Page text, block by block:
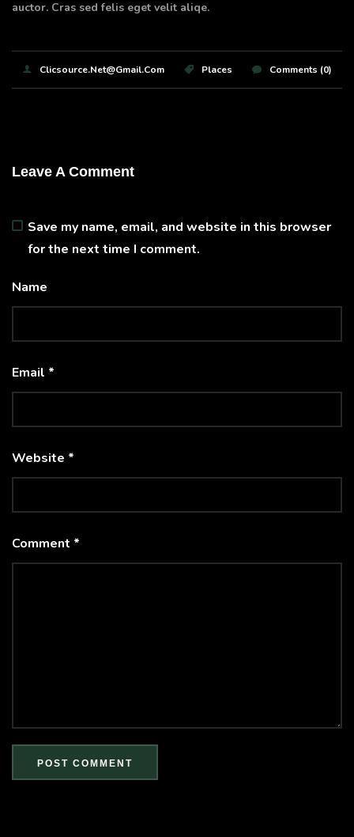
auctor. Cras sed felis eget velit aliqe.
Clicsource.net@gmail.com Places Comments (0)
Leave A Comment
Comment *
Name
Email *
Website *
Save my name, email, and website in this browser
for the next time I comment.